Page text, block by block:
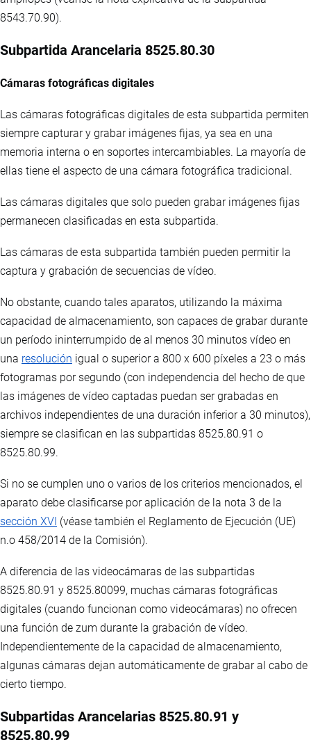
8543.70.90).
Subpartida Arancelaria 8525.80.30
Cámaras fotográficas digitales
Las cámaras fotográficas digitales de esta subpartida permiten
siempre capturar y grabar imágenes fijas, ya sea en una
memoria interna o en soportes intercambiables. La mayoría de
ellas tiene el aspecto de una cámara fotográfica tradicional.
Las cámaras digitales que solo pueden grabar imágenes fijas
permanecen clasificadas en esta subpartida.
Las cámaras de esta subpartida también pueden permitir la
captura y grabación de secuencias de vídeo.
No obstante, cuando tales aparatos, utilizando la máxima
capacidad de almacenamiento, son capaces de grabar durante
un período ininterrumpido de al menos 30 minutos vídeo en
una resolución igual o superior a 800 x 600 píxeles a 23 o más
fotogramas por segundo (con independencia del hecho de que
las imágenes de vídeo captadas puedan ser grabadas en
archivos independientes de una duración inferior a 30 minutos),
siempre se clasifican en las subpartidas 8525.80.91 o
8525.80.99.
Si no se cumplen uno o varios de los criterios mencionados, el
aparato debe clasificarse por aplicación de la nota 3 de la
sección XVI (véase también el Reglamento de Ejecución (UE)
n.o 458/2014 de la Comisión).
A diferencia de las videocámaras de las subpartidas
8525.80.91 y 8525.80099, muchas cámaras fotográficas
digitales (cuando funcionan como videocámaras) no ofrecen
una función de zum durante la grabación de vídeo.
Independientemente de la capacidad de almacenamiento,
algunas cámaras dejan automáticamente de grabar al cabo de
cierto tiempo.
Subpartidas Arancelarias 8525.80.91 y
8525.80.99